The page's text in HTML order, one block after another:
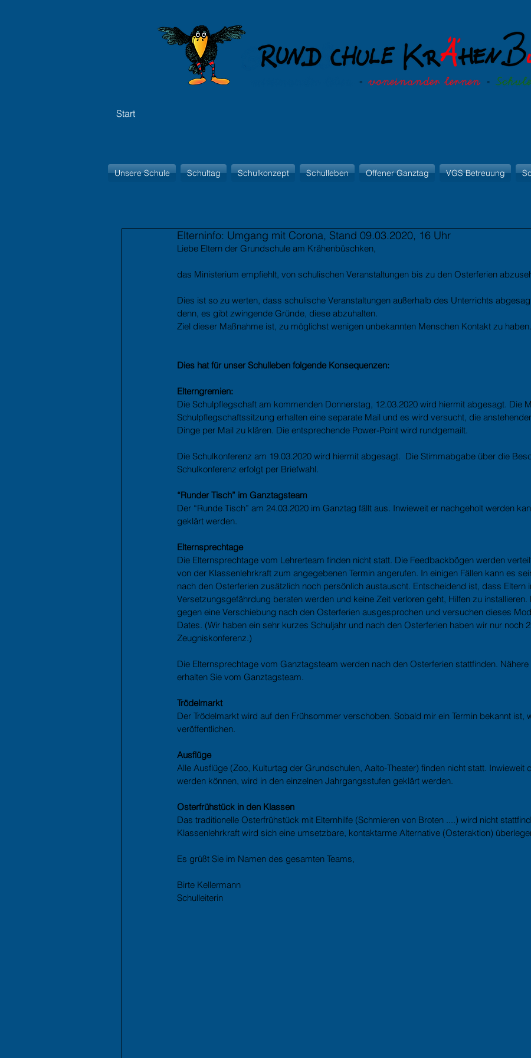
Start
Unsere Schule Schultag Schulkonzept Schulleben Offener Ganztag VGS Betreuung
Elterninfo: Umgang mit Corona, Stand 09.03.2020, 16 Uhr
Liebe Eltern der Grundschule am Krähenbüschken,
das Ministerium empfiehlt, von schulischen Veranstaltungen bis zu den Osterferien
Dies ist so zu werten, dass schulische Veranstaltungen außerhalb des Unterrichts
denn, es gibt zwingende Gründe, diese abzuhalten.
Ziel dieser Maßnahme ist, zu möglichst wenigen unbekannten Menschen Kontakt zu haben.
Dies hat für unser Schulleben folgende Konsequenzen:
Elterngremien:
Die Schulpflegschaft am kommenden Donnerstag, 12.03.2020 wird hiermit abgesagt. Die
Schulpflegschaftssitzung erhalten eine separate Mail und es wird versucht, die
Dinge per Mail zu klären. Die entsprechende Power-Point wird rundgemailt.
Die Schulkonferenz am 19.03.2020 wird hiermit abgesagt.  Die Stimmabgabe über die
Schulkonferenz erfolgt per Briefwahl.
“Runder Tisch” im Ganztagsteam
Der “Runde Tisch” am 24.03.2020 im Ganztag fällt aus. Inwieweit er nachgeholt werden
geklärt werden.
Elternsprechtage
Die Elternsprechtage vom Lehrerteam finden nicht statt. Die Feedbackbögen werden
von der Klassenlehrkraft zum angegebenen Termin angerufen. In einigen Fällen kann es
nach den Osterferien zusätzlich noch persönlich austauscht. Entscheidend ist, dass Eltern
Versetzungsgefährdung beraten werden und keine Zeit verloren geht, Hilfen zu installieren.
gegen eine Verschiebung nach den Osterferien ausgesprochen und versuchen dieses
Dates. (Wir haben ein sehr kurzes Schuljahr und nach den Osterferien haben wir nur noch
Zeugniskonferenz.)
Die Elternsprechtage vom Ganztagsteam werden nach den Osterferien stattfinden. Nähere
erhalten Sie vom Ganztagsteam.
Trödelmarkt
Der Trödelmarkt wird auf den Frühsommer verschoben. Sobald mir ein Termin bekannt ist,
veröffentlichen.
Ausflüge
Alle Ausflüge (Zoo, Kulturtag der Grundschulen, Aalto-Theater) finden nicht statt. Inwieweit
werden können, wird in den einzelnen Jahrgangsstufen geklärt werden.
Osterfrühstück in den Klassen
Das traditionelle Osterfrühstück mit Elternhilfe (Schmieren von Broten ....) wird nicht
Klassenlehrkraft wird sich eine umsetzbare, kontaktarme Alternative (Osteraktion)
Es grüßt Sie im Namen des gesamten Teams,
Birte Kellermann
Schulleiterin